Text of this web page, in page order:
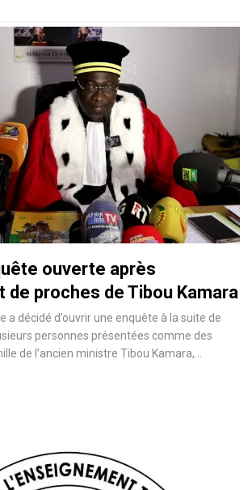
ouverte après
de proches de Tibou Kamara
a décidé d’ouvrir une enquête à la suite de
personnes présentées comme des
de l’ancien ministre Tibou Kamara,…